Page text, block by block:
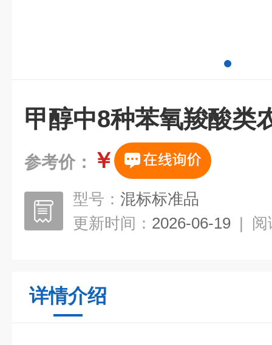
甲醇中8种苯氧羧酸类
参考价： ￥
型号： 混标标准品
更新时间： 2026-06-19 | 阅
详情介绍